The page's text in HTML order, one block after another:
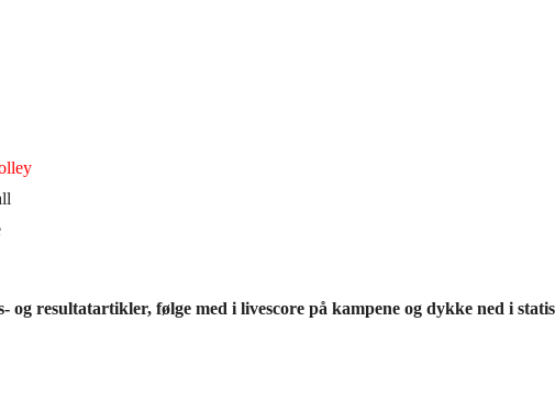
og resultatartikler, følge med i livescore på kampene og dykke ned i